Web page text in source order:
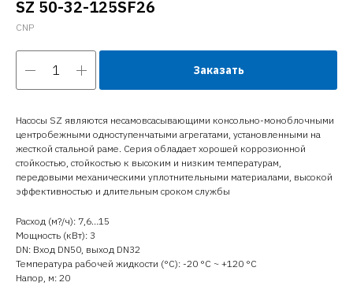
SZ 50-32-125SF26
CNP
Заказать
Насосы SZ являются несамовсасывающими консольно-моноблочными
центробежными одноступенчатыми агрегатами, установленными на
жесткой стальной раме. Серия обладает хорошей коррозионной
стойкостью, стойкостью к высоким и низким температурам,
передовыми механическими уплотнительными материалами, высокой
эффективностью и длительным сроком службы
Расход (м?/ч): 7,6…15
Мощность (кВт): 3
DN: Вход DN50, выход DN32
Температура рабочей жидкости (°C): -20 °С ~ +120 °С
Напор, м: 20